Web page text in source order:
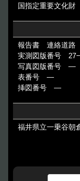
国指定重要文化財
報告書 連絡道路
実測図版番号
写真図版番号 ―
表番号 ―
挿図番号 ―
福井県立一乗谷朝